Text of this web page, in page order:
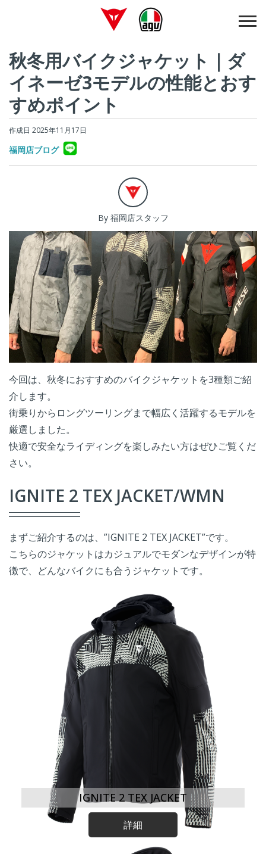
秋冬用バイクジャケット｜ダ
イネーゼ3モデルの性能とおす
すめポイント
作成日 2025年11月17日
福岡店ブログ
By 福岡店スタッフ
今回は、秋冬におすすめのバイクジャケットを3種類ご紹
介します。
街乗りからロングツーリングまで幅広く活躍するモデルを
厳選しました。
快適で安全なライディングを楽しみたい方はぜひご覧くだ
さい。
IGNITE 2 TEX JACKET/WMN
まずご紹介するのは、”IGNITE 2 TEX JACKET”です。
こちらのジャケットはカジュアルでモダンなデザインが特
徴で、どんなバイクにも合うジャケットです。
IGNITE 2 TEX JACKET
詳細